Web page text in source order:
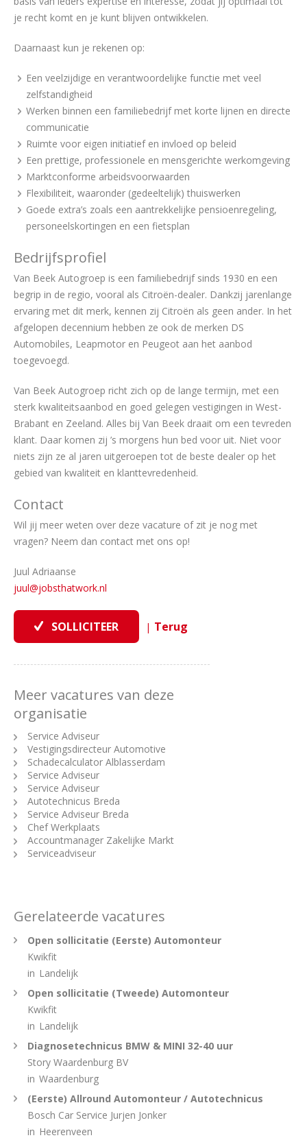
je recht komt en je kunt blijven ontwikkelen.
Daarnaast kun je rekenen op:
Een veelzijdige en verantwoordelijke functie met veel
zelfstandigheid
Werken binnen een familiebedrijf met korte lijnen en directe
communicatie
Ruimte voor eigen initiatief en invloed op beleid
Een prettige, professionele en mensgerichte werkomgeving
Marktconforme arbeidsvoorwaarden
Flexibiliteit, waaronder (gedeeltelijk) thuiswerken
Goede extra’s zoals een aantrekkelijke pensioenregeling,
personeelskortingen en een fietsplan
Bedrijfsprofiel
Van Beek Autogroep is een familiebedrijf sinds 1930 en een
begrip in de regio, vooral als Citroën-dealer. Dankzij jarenlange
ervaring met dit merk, kennen zij Citroën als geen ander. In het
afgelopen decennium hebben ze ook de merken DS
Automobiles, Leapmotor en Peugeot aan het aanbod
toegevoegd.
Van Beek Autogroep richt zich op de lange termijn, met een
sterk kwaliteitsaanbod en goed gelegen vestigingen in West-
Brabant en Zeeland. Alles bij Van Beek draait om een tevreden
klant. Daar komen zij ’s morgens hun bed voor uit. Niet voor
niets zijn ze al jaren uitgeroepen tot de beste dealer op het
gebied van kwaliteit en klanttevredenheid.
Contact
Wil jij meer weten over deze vacature of zit je nog met
vragen? Neem dan contact met ons op!
Juul Adriaanse
juul@jobsthatwork.nl
|
Meer vacatures van deze
organisatie
Service Adviseur
Vestigingsdirecteur Automotive
Schadecalculator Alblasserdam
Service Adviseur
Service Adviseur
Autotechnicus Breda
Service Adviseur Breda
Chef Werkplaats
Accountmanager Zakelijke Markt
Serviceadviseur
Gerelateerde vacatures
Open sollicitatie (Eerste) Automonteur
Kwikfit
in Landelijk
Open sollicitatie (Tweede) Automonteur
Kwikfit
in Landelijk
Diagnosetechnicus BMW & MINI 32-40 uur
Story Waardenburg BV
in Waardenburg
(Eerste) Allround Automonteur / Autotechnicus
Bosch Car Service Jurjen Jonker
in Heerenveen